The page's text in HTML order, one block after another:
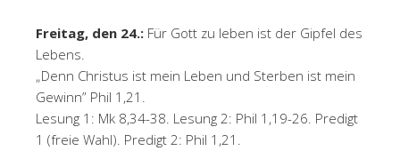
Freitag, den 24.: Für Gott zu leben ist der Gipfel des
Lebens.
„Denn Christus ist mein Leben und Sterben ist mein
Gewinn” Phil 1,21.
Lesung 1: Mk 8,34-38. Lesung 2: Phil 1,19-26. Predigt
1 (freie Wahl). Predigt 2: Phil 1,21.